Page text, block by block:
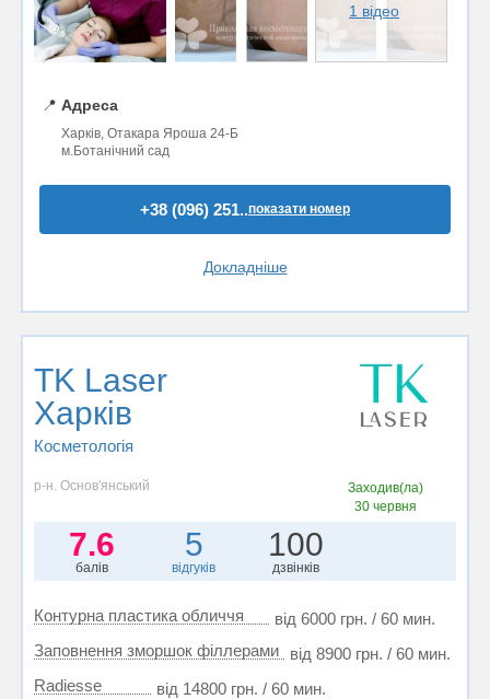
1 відео
📍 Адреса
Харків, Отакара Яроша 24-Б
м.Ботанічний сад
+38 (096) 251..показати номер
Докладніше
TK Laser
Харків
Косметологія
р-н. Основ'янський
Заходив(ла)
30 червня
7.6
балів
5
відгуків
100
дзвінків
Контурна пластика обличчя
від 6000 грн. / 60 мин.
Заповнення зморшок філлерами
від 8900 грн. / 60 мин.
Radiesse
від 14800 грн. / 60 мин.